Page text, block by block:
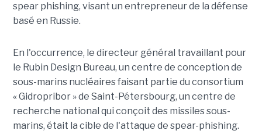
spear phishing, visant un entrepreneur de la défense
basé en Russie.
En l'occurrence, le directeur général travaillant pour
le Rubin Design Bureau, un centre de conception de
sous-marins nucléaires faisant partie du consortium
« Gidropribor » de Saint-Pétersbourg, un centre de
recherche national qui conçoit des missiles sous-
marins, était la cible de l'attaque de spear-phishing.